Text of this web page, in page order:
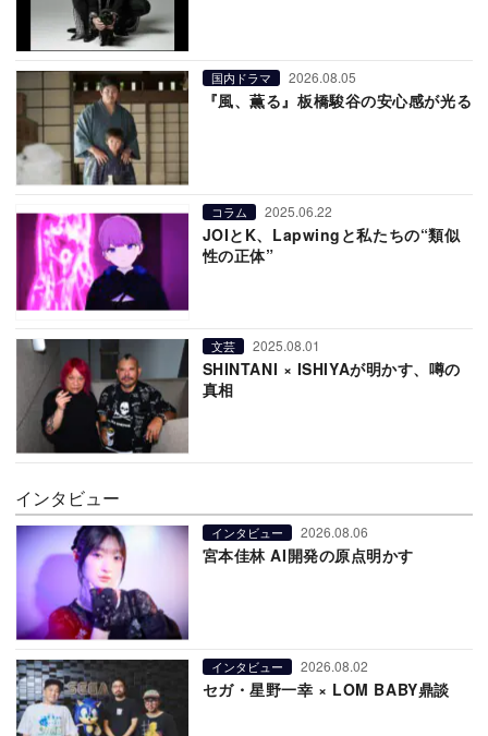
国内ドラマ 2026.08.05
『風、薫る』板橋駿谷の安心感が光る
コラム 2025.06.22
JOIとK、Lapwingと私たちの“類似
性の正体”
文芸 2025.08.01
SHINTANI × ISHIYAが明かす、噂の
真相
インタビュー
インタビュー 2026.08.06
宮本佳林 AI開発の原点明かす
インタビュー 2026.08.02
セガ・星野一幸 × LOM BABY鼎談